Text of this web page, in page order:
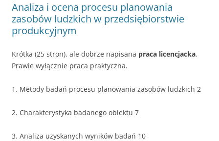
Analiza i ocena procesu planowania
zasobów ludzkich w przedsiębiorstwie
produkcyjnym
Krótka (25 stron), ale dobrze napisana praca licencjacka.
Prawie wyłącznie praca praktyczna.
1. Metody badań procesu planowania zasobów ludzkich 2
2. Charakterystyka badanego obiektu 7
3. Analiza uzyskanych wyników badań 10